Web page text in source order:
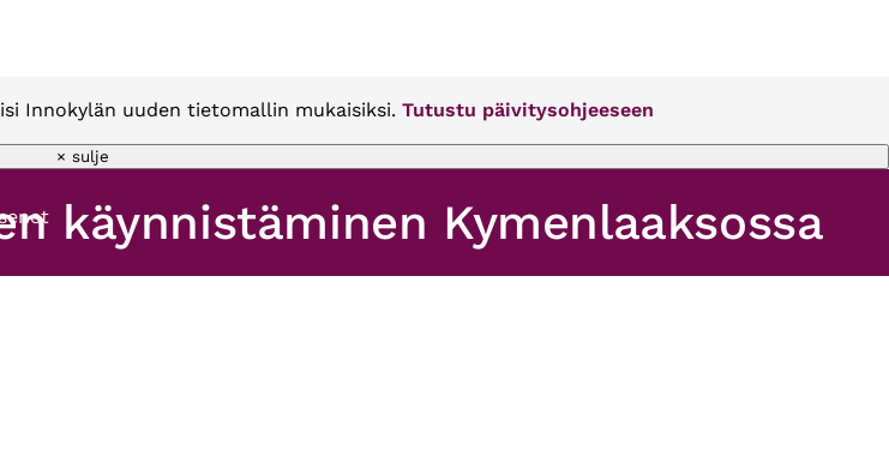
Innokylän uuden tietomallin mukaisiksi. Tutustu päivitysohjeeseen
× sulje
käynnistäminen Kymenlaaksossa